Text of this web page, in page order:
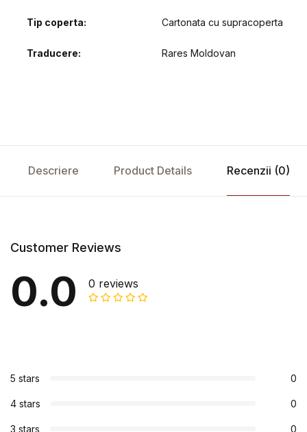
Tip coperta Cartonata cu supracoperta
Traducere Rares Moldovan
Descriere Product Details Recenzii (0)
Customer Reviews
0.0 0 reviews
5 stars 0
4 stars 0
3 stars 0